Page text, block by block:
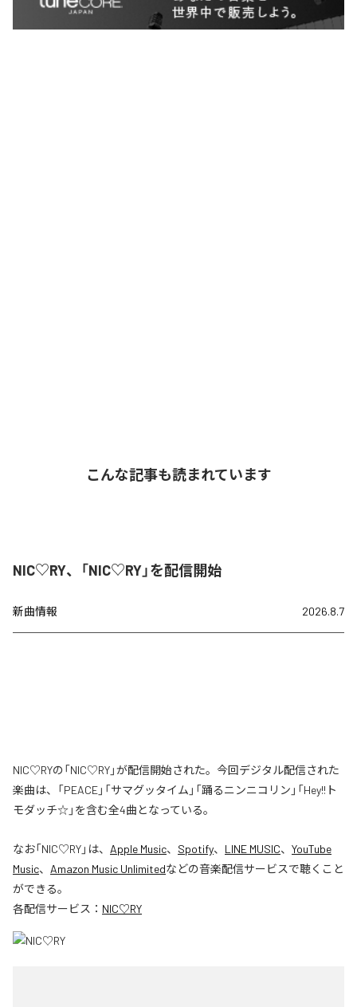
こんな記事も読まれています
NIC♡RY、「NIC♡RY」を配信開始
新曲情報 2026.8.7
NIC♡RYの「NIC♡RY」が配信開始された。今回デジタル配信された
楽曲は、「PEACE」「サマグッタイム」「踊るニンニコリン」「Hey!!ト
モダッチ☆」を含む全4曲となっている。
なお「NIC♡RY」は、 Apple Music、 Spotify、 LINE MUSIC、 YouTube
Music、 Amazon Music Unlimitedなどの音楽配信サービスで聴くこと
ができる。
各配信サービス： NIC♡RY